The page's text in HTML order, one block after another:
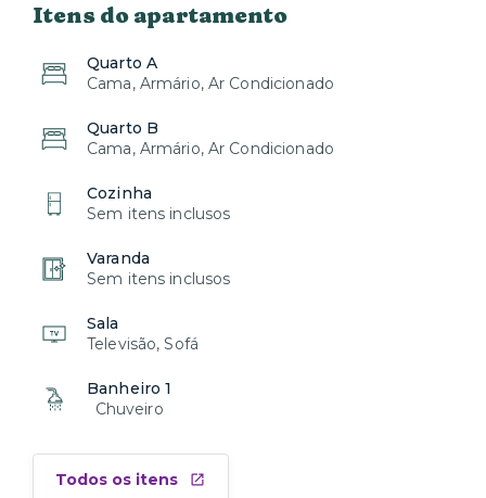
Itens do apartamento
Quarto A
Cama, Armário, Ar Condicionado
Quarto B
Cama, Armário, Ar Condicionado
Cozinha
Sem itens inclusos
Varanda
Sem itens inclusos
Sala
Televisão, Sofá
Banheiro 1
Chuveiro
Todos os itens